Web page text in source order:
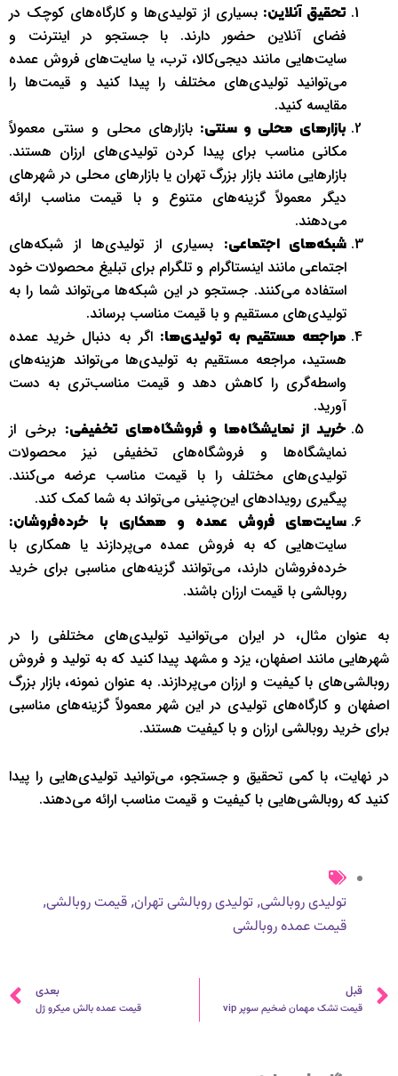
تحقیق آنلاین: بسیاری از تولیدی‌ها و کارگاه‌های کوچک در
فضای آنلاین حضور دارند. با جستجو در اینترنت و
سایت‌هایی مانند دیجی‌کالا، ترب، یا سایت‌های فروش عمده
می‌توانید تولیدی‌های مختلف را پیدا کنید و قیمت‌ها را
مقایسه کنید.
بازارهای محلی و سنتی: بازارهای محلی و سنتی معمولاً
مکانی مناسب برای پیدا کردن تولیدی‌های ارزان هستند.
بازارهایی مانند بازار بزرگ تهران یا بازارهای محلی در شهرهای
دیگر معمولاً گزینه‌های متنوع و با قیمت مناسب ارائه
می‌دهند.
شبکه‌های اجتماعی: بسیاری از تولیدی‌ها از شبکه‌های
اجتماعی مانند اینستاگرام و تلگرام برای تبلیغ محصولات خود
استفاده می‌کنند. جستجو در این شبکه‌ها می‌تواند شما را به
تولیدی‌های مستقیم و با قیمت مناسب برساند.
مراجعه مستقیم به تولیدی‌ها: اگر به دنبال خرید عمده
هستید، مراجعه مستقیم به تولیدی‌ها می‌تواند هزینه‌های
واسطه‌گری را کاهش دهد و قیمت مناسب‌تری به دست
آورید.
خرید از نمایشگاه‌ها و فروشگاه‌های تخفیفی: برخی از
نمایشگاه‌ها و فروشگاه‌های تخفیفی نیز محصولات
تولیدی‌های مختلف را با قیمت مناسب عرضه می‌کنند.
پیگیری رویدادهای این‌چنینی می‌تواند به شما کمک کند.
سایت‌های فروش عمده و همکاری با خرده‌فروشان:
سایت‌هایی که به فروش عمده می‌پردازند یا همکاری با
خرده‌فروشان دارند، می‌توانند گزینه‌های مناسبی برای خرید
روبالشی با قیمت ارزان باشند.
به عنوان مثال، در ایران می‌توانید تولیدی‌های مختلفی را در
شهرهایی مانند اصفهان، یزد و مشهد پیدا کنید که به تولید و فروش
روبالشی‌های با کیفیت و ارزان می‌پردازند. به عنوان نمونه، بازار بزرگ
اصفهان و کارگاه‌های تولیدی در این شهر معمولاً گزینه‌های مناسبی
برای خرید روبالشی ارزان و با کیفیت هستند.
در نهایت، با کمی تحقیق و جستجو، می‌توانید تولیدی‌هایی را پیدا
کنید که روبالشی‌هایی با کیفیت و قیمت مناسب ارائه می‌دهند.
تولیدی روبالشی, تولیدی روبالشی تهران, قیمت روبالشی,
قیمت عمده روبالشی
قبلی
قبل
قیمت تشک مهمان ضخیم سوپر vip
بعدی
قیمت عمده بالش میکرو ژل